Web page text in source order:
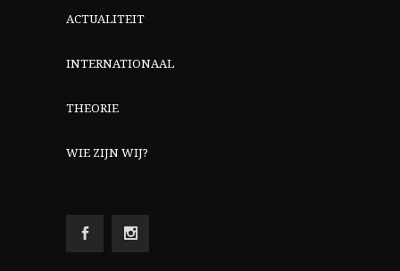
ACTUALITEIT
INTERNATIONAAL
THEORIE
WIE ZIJN WIJ?